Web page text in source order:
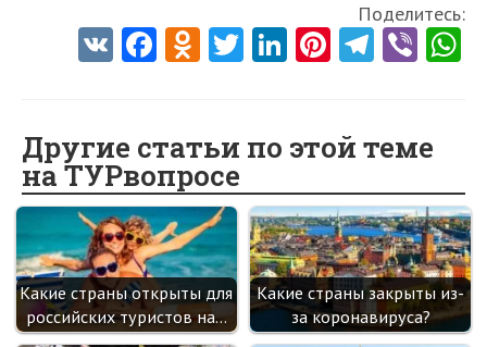
Поделитесь:
V Fa
o
o
k
O
o
kl
as
sn
ik
i
T
er
Li
dI
n
Pi
es
t
Te
a
m
Vi
Другие статьи по этой теме
на ТУРвопросе
Какие страны открыты для
российских туристов на…
Какие страны закрыты из-
за коронавируса?